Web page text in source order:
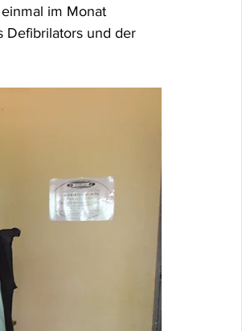
im Monat
Defibrilators und der